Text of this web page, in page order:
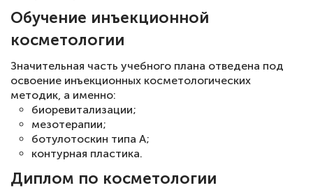
Обучение инъекционной
косметологии
Значительная часть учебного плана отведена под
освоение инъекционных косметологических
методик, а именно:
биоревитализации;
мезотерапии;
ботулотоскин типа А;
контурная пластика.
Диплом по косметологии